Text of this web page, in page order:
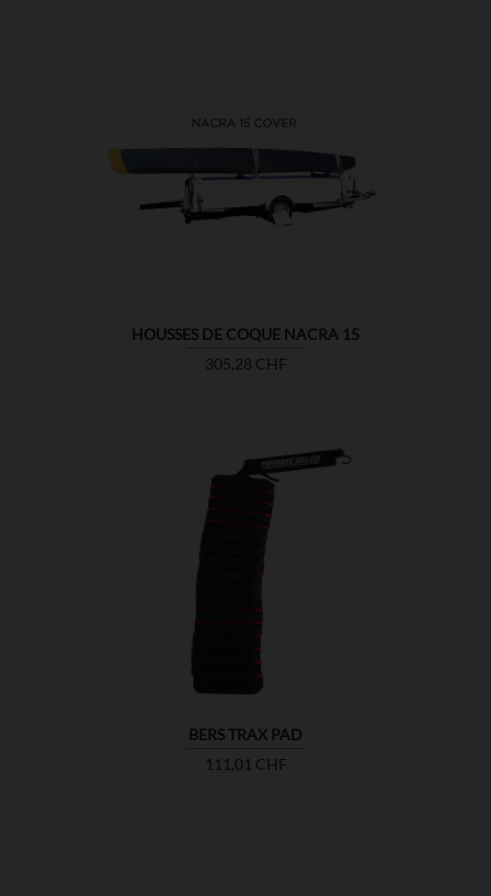
HOUSSES DE COQUE NACRA 15
Prix
305,28 CHF

BERS TRAX PAD
Prix
111,01 CHF
